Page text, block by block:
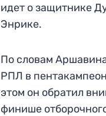
идет о защитнике
Энрике.
По словам
РПЛ в
этом он обратил
финише